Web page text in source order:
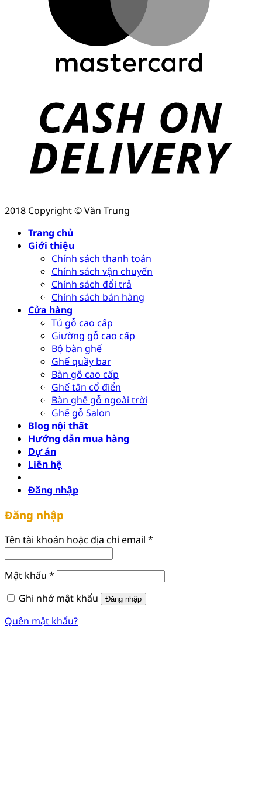
2018 Copyright © Văn Trung
Trang chủ
Giới thiệu
Chính sách thanh toán
Chính sách vận chuyển
Chính sách đổi trả
Chính sách bán hàng
Cửa hàng
Tủ gỗ cao cấp
Giường gỗ cao cấp
Bộ bàn ghế
Ghế quầy bar
Bàn gỗ cao cấp
Ghế tân cổ điển
Bàn ghế gỗ ngoài trời
Ghế gỗ Salon
Blog nội thất
Hướng dẫn mua hàng
Dự án
Liên hệ
Đăng nhập
Đăng nhập
Tên tài khoản hoặc địa chỉ email *
Mật khẩu * Bắt
Ghi nhớ mật khẩu
Đăng nhập
Quên mật khẩu?